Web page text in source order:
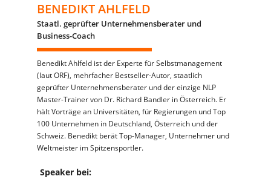
BENEDIKT AHLFELD
Staatl. geprüfter Unternehmensberater und
Business-Coach
Benedikt Ahlfeld ist der Experte für Selbstmanagement
(laut ORF), mehrfacher Bestseller-Autor, staatlich
geprüfter Unternehmensberater und der einzige NLP
Master-Trainer von Dr. Richard Bandler in Österreich. Er
hält Vorträge an Universitäten, für Regierungen und Top
100 Unternehmen in Deutschland, Österreich und der
Schweiz. Benedikt berät Top-Manager, Unternehmer und
Weltmeister im Spitzensportler.
Speaker bei: